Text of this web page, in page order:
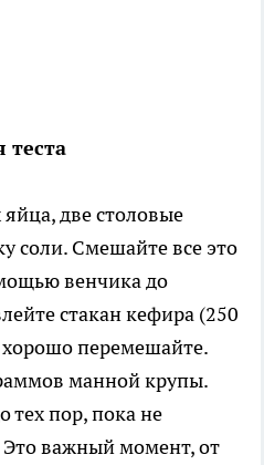
теста
две столовые
соли. Смешайте все это
венчика до
стакан кефира (250
перемешайте.
манной крупы.
тех пор, пока не
Это важный момент, от